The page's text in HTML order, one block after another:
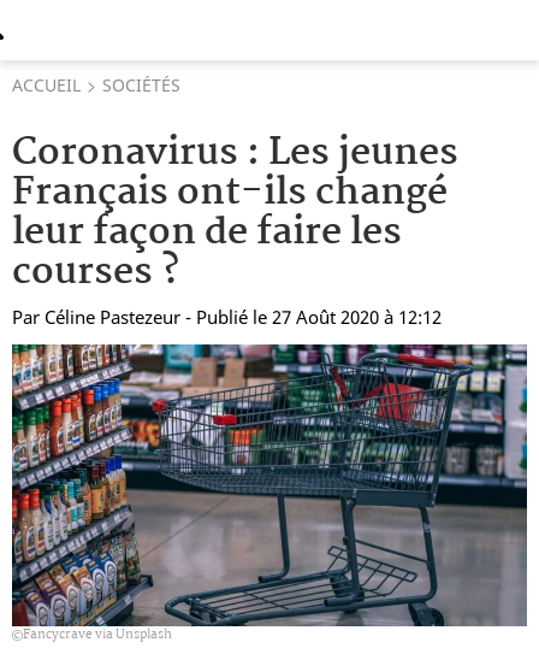
ACCUEIL SOCIÉTÉS
Coronavirus : Les jeunes
Français ont-ils changé
leur façon de faire les
courses ?
Par Céline Pastezeur - Publié le 27 Août 2020 à 12:12
Fancycrave via Unsplash